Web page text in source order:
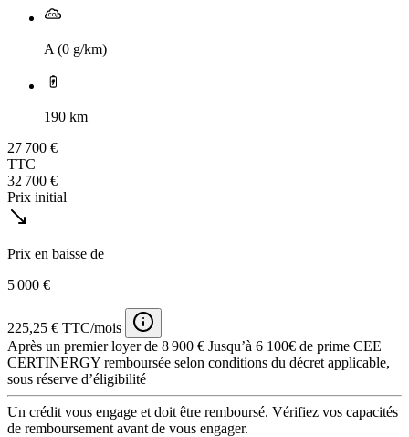
A (0 g/km)
190 km
27 700 €
TTC
32 700 €
Prix initial
Prix en baisse de
5 000 €
225,25 € TTC/mois
Après un premier loyer de 8 900 € Jusqu’à 6 100€ de prime CEE
CERTINERGY remboursée selon conditions du décret applicable,
sous réserve d’éligibilité
Un crédit vous engage et doit être remboursé. Vérifiez vos capacités
de remboursement avant de vous engager.